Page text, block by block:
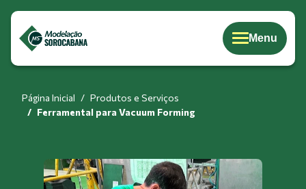
Menu
Página Inicial
Produtos e Serviços
Ferramental para Vacuum Forming